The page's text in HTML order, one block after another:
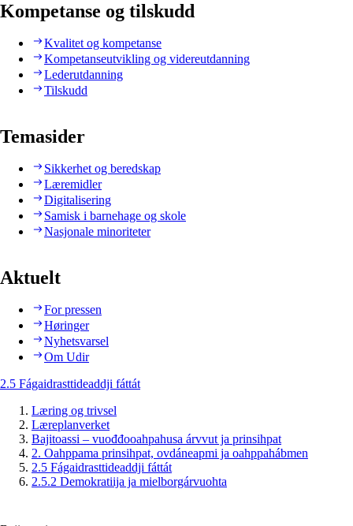
Kompetanse og tilskudd
Kvalitet og kompetanse
Kompetanseutvikling og videreutdanning
Lederutdanning
Tilskudd
Temasider
Sikkerhet og beredskap
Læremidler
Digitalisering
Samisk i barnehage og skole
Nasjonale minoriteter
Aktuelt
For pressen
Høringer
Nyhetsvarsel
Om Udir
2.5 Fágaidrasttideaddji fáttát
Læring og trivsel
Læreplanverket
Bajitoassi – vuođđooahpahusa árvvut ja prinsihpat
2. Oahppama prinsihpat, ovdáneapmi ja oahppahábmen
2.5 Fágaidrasttideaddji fáttát
2.5.2 Demokratiija ja mielborgárvuohta